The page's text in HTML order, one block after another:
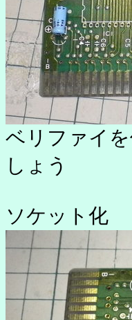
ベリファイ
しょう
ソケット化